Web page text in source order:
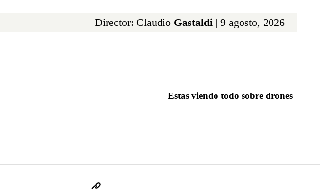
Director: Claudio Gastaldi | 9 agosto, 2026
Estas viendo todo sobre drones